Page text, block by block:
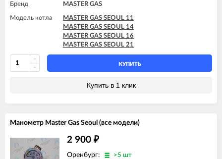
Бренд MASTER GAS
Модель котла
MASTER GAS SEOUL 11
MASTER GAS SEOUL 14
MASTER GAS SEOUL 16
MASTER GAS SEOUL 21
КУПИТЬ
Купить в 1 клик
Манометр Master Gas Seoul (все модели)
2 900 ₽
Оренбург: >5 шт